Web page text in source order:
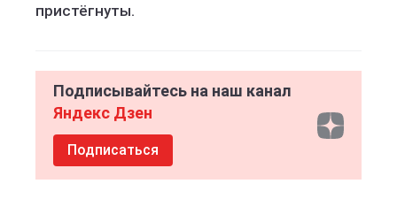
пристёгнуты.
Подписывайтесь на наш канал
Яндекс Дзен
Подписаться